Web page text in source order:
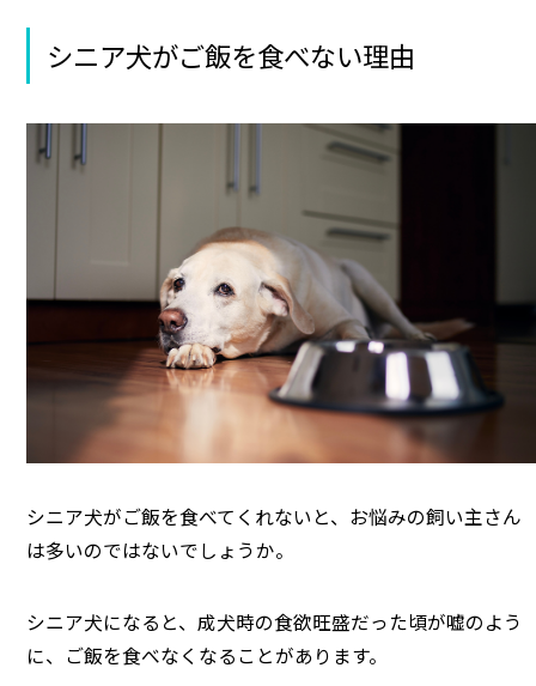
シニア犬がご飯を食べない理由
シニア犬がご飯を食べてくれないと、お悩みの飼い主さん
は多いのではないでしょうか。
シニア犬になると、成犬時の食欲旺盛だった頃が嘘のよう
に、ご飯を食べなくなることがあります。